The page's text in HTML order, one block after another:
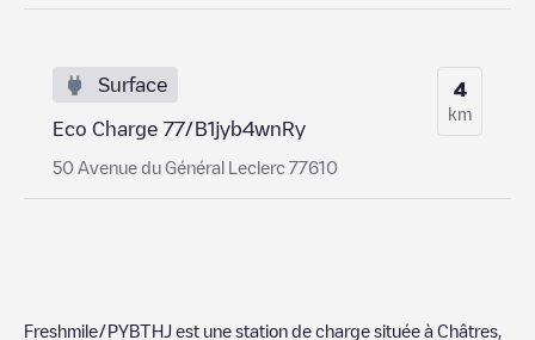
Surface
Eco Charge 77/B1jyb4wnRy
50 Avenue du Général Leclerc 77610
4
km
Freshmile/PYBTHJ est une station de charge située à Châtres